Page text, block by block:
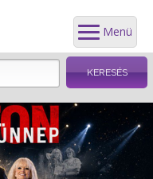
Menü